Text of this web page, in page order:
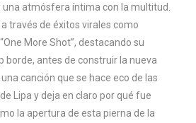
una atmósfera íntima con la multitud.
través de éxitos virales como
More Shot”, destacando su
borde, antes de construir la nueva
una canción que se hace eco de las
Lipa y deja en claro por qué fue
la apertura de esta pierna de la